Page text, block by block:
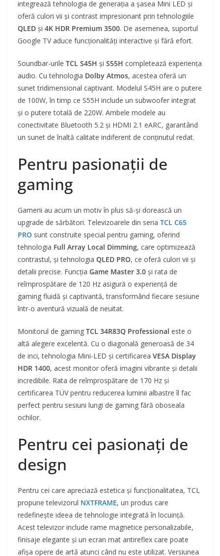
integrează tehnologia de generația a șasea Mini LED și
oferă culori vii și contrast impresionant prin tehnologiile
QLED și 4K HDR Premium 3500. De asemenea, suportul
Google TV aduce funcționalități interactive și fără efort.
Soundbar-urile TCL S45H și S55H completează experiența
audio. Cu tehnologia Dolby Atmos, acestea oferă un
sunet tridimensional captivant. Modelul S45H are o putere
de 100W, în timp ce S55H include un subwoofer integrat
și o putere totală de 220W. Ambele modele au
conectivitate Bluetooth 5.2 și HDMI 2.1 eARC, garantând
un sunet de înaltă calitate indiferent de conținutul redat.
Pentru pasionații de
gaming
Gamerii au acum un motiv în plus să-și dorească un
upgrade de sărbători. Televizoarele din seria TCL C65
PRO sunt construite special pentru gaming, oferind
tehnologia Full Array Local Dimming, care optimizează
contrastul, și tehnologia QLED PRO, ce oferă culori vii și
detalii precise. Funcția Game Master 3.0 și rata de
reîmprospătare de 120 Hz asigură o experiență de
gaming fluidă și captivantă, transformând fiecare sesiune
într-o aventură vizuală de neuitat.
Monitorul de gaming TCL 34R83Q Professional este o
altă alegere excelentă. Cu o diagonală generoasă de 34
de inci, tehnologia Mini-LED și certificarea VESA Display
HDR 1400, acest monitor oferă imagini vibrante și detalii
incredibile. Rata de reîmprospătare de 170 Hz și
certificarea TÜV pentru reducerea luminii albastre îl fac
perfect pentru sesiuni lungi de gaming fără oboseala
ochilor.
Pentru cei pasionați de
design
Pentru cei care apreciază estetica și funcționalitatea, TCL
propune televizorul NXTFRAME, un produs care
redefinește ideea de tehnologie integrată în locuință.
Acest televizor include rame magnetice personalizabile,
finisaje elegante și un ecran mat antireflex care poate
afișa opere de artă atunci când nu este utilizat. Versiunea